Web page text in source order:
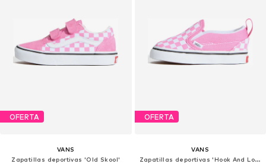
OFERTA
VANS
Zapatillas deportivas 'Old Skool'
OFERTA
VANS
Zapatillas deportivas 'Hook And Loop'